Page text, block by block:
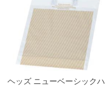
ヘッズ ニューベーシックハ